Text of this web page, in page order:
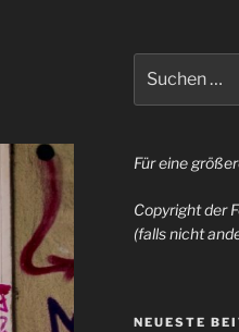
nach:
Für eine
Copyright der
(falls nicht
NEUESTE